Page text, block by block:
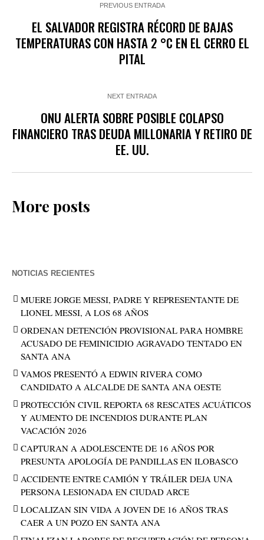
PREVIOUS ENTRADA
EL SALVADOR REGISTRA RÉCORD DE BAJAS
TEMPERATURAS CON HASTA 2 °C EN EL CERRO EL
PITAL
NEXT ENTRADA
ONU ALERTA SOBRE POSIBLE COLAPSO
FINANCIERO TRAS DEUDA MILLONARIA Y RETIRO DE
EE. UU.
More posts
NOTICIAS RECIENTES
MUERE JORGE MESSI, PADRE Y REPRESENTANTE DE
LIONEL MESSI, A LOS 68 AÑOS
ORDENAN DETENCIÓN PROVISIONAL PARA HOMBRE
ACUSADO DE FEMINICIDIO AGRAVADO TENTADO EN
SANTA ANA
VAMOS PRESENTÓ A EDWIN RIVERA COMO
CANDIDATO A ALCALDE DE SANTA ANA OESTE
PROTECCIÓN CIVIL REPORTA 68 RESCATES ACUÁTICOS
Y AUMENTO DE INCENDIOS DURANTE PLAN
VACACIÓN 2026
CAPTURAN A ADOLESCENTE DE 16 AÑOS POR
PRESUNTA APOLOGÍA DE PANDILLAS EN ILOBASCO
ACCIDENTE ENTRE CAMIÓN Y TRÁILER DEJA UNA
PERSONA LESIONADA EN CIUDAD ARCE
LOCALIZAN SIN VIDA A JOVEN DE 16 AÑOS TRAS
CAER A UN POZO EN SANTA ANA